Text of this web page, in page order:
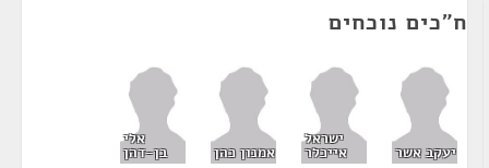
ח"כים נוכחים
יעקב אשר
ישראל
אייכלר אמנון כהן
אלי
בן-דהן